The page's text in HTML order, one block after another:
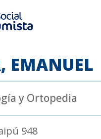
EMANUEL
y Ortopedia
948